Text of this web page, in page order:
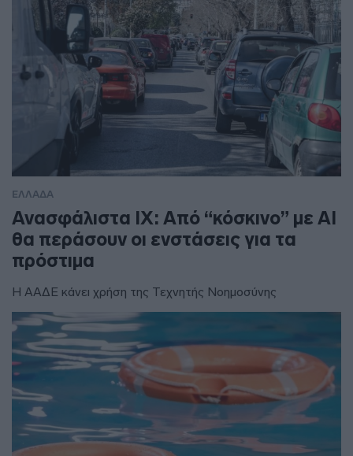
ΕΛΛΑΔΑ
Ανασφάλιστα ΙΧ: Από “κόσκινο” με AI
θα περάσουν οι ενστάσεις για τα
πρόστιμα
Η ΑΑΔΕ κάνει χρήση της Τεχνητής Νοημοσύνης